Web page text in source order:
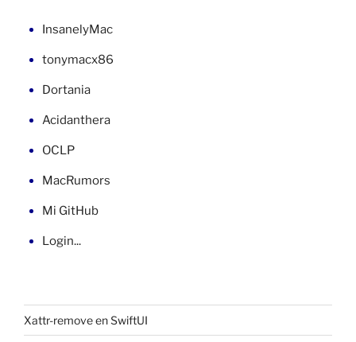
InsanelyMac
tonymacx86
Dortania
Acidanthera
OCLP
MacRumors
Mi GitHub
Login...
Xattr-remove en SwiftUI